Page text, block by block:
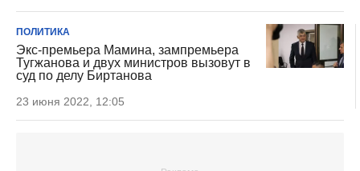
ПОЛИТИКА
Экс-премьера Мамина, зампремьера
Тугжанова и двух министров вызовут в
суд по делу Биртанова
23 июня 2022, 12:05